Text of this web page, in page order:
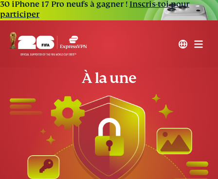
30 iPhone 17 Pro neufs à gagner ! Inscris-toi pour
participer
À la une